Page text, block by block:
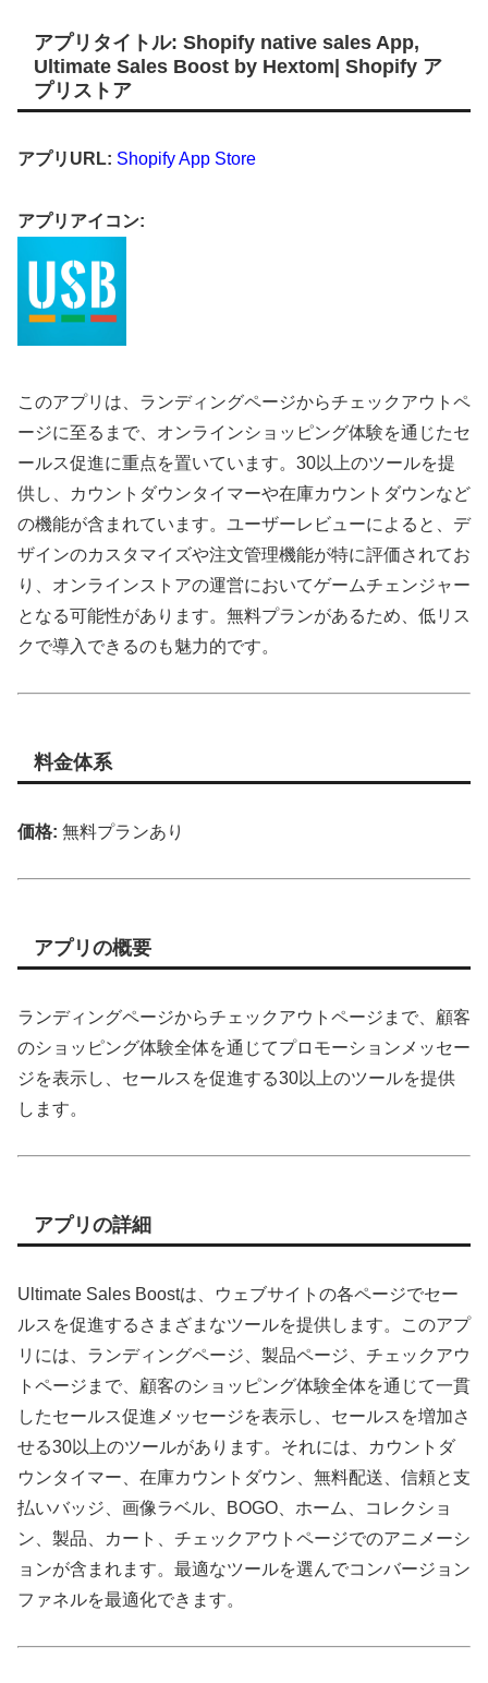
アプリタイトル: Shopify native sales App,
Ultimate Sales Boost by Hextom| Shopify ア
プリストア
アプリURL: Shopify App Store
アプリアイコン:
このアプリは、ランディングページからチェックアウトペ
ージに至るまで、オンラインショッピング体験を通じたセ
ールス促進に重点を置いています。30以上のツールを提
供し、カウントダウンタイマーや在庫カウントダウンなど
の機能が含まれています。ユーザーレビューによると、デ
ザインのカスタマイズや注文管理機能が特に評価されてお
り、オンラインストアの運営においてゲームチェンジャー
となる可能性があります。無料プランがあるため、低リス
クで導入できるのも魅力的です。
料金体系
価格: 無料プランあり
アプリの概要
ランディングページからチェックアウトページまで、顧客
のショッピング体験全体を通じてプロモーションメッセー
ジを表示し、セールスを促進する30以上のツールを提供
します。
アプリの詳細
Ultimate Sales Boostは、ウェブサイトの各ページでセー
ルスを促進するさまざまなツールを提供します。このアプ
リには、ランディングページ、製品ページ、チェックアウ
トページまで、顧客のショッピング体験全体を通じて一貫
したセールス促進メッセージを表示し、セールスを増加さ
せる30以上のツールがあります。それには、カウントダ
ウンタイマー、在庫カウントダウン、無料配送、信頼と支
払いバッジ、画像ラベル、BOGO、ホーム、コレクショ
ン、製品、カート、チェックアウトページでのアニメーシ
ョンが含まれます。最適なツールを選んでコンバージョン
ファネルを最適化できます。